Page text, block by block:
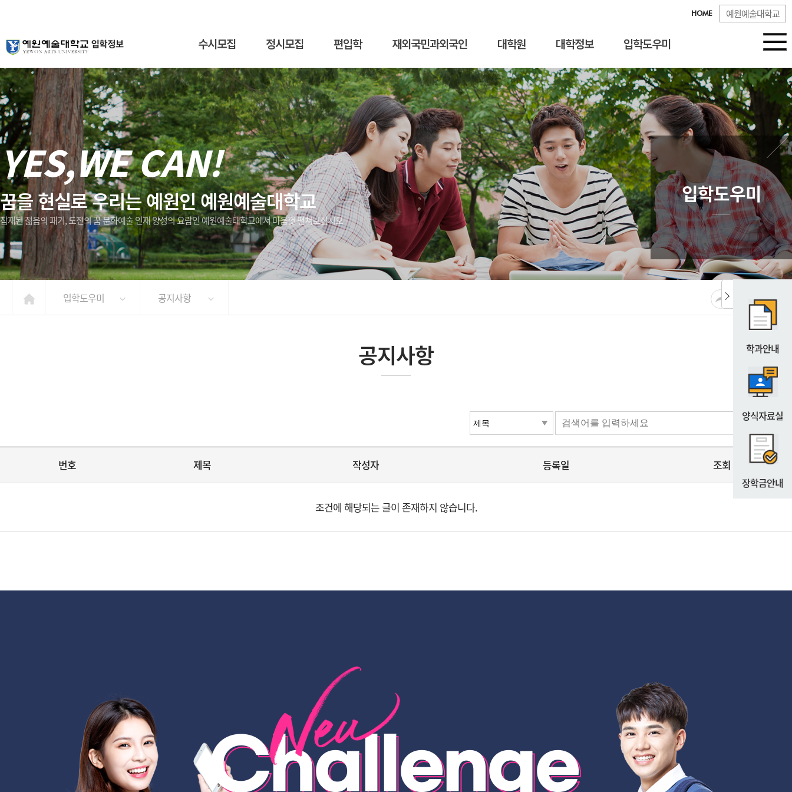
HOME 예원예술대학교
수시모집 정시모집 편입학 재외국민과외국인 대학원 대학정보 입학도우미
학과안내
양식자료실
장학금안내
YES,WE CAN!
꿈을 현실로 우리는 예원인 예원예술대학교
잠재된 젊음의 패기, 도전의 꿈 문화예술 인재 양성의 요람인 예원예술대학교에서 마음껏 펼쳐보십시오
입학도우미
입학도우미 공지사항
공지사항
번호 제목 작성자 등록일 조회
조건에 해당되는 글이 존재하지 않습니다.